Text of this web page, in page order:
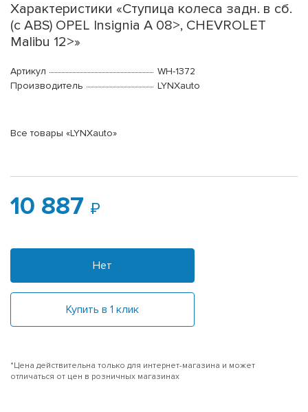
Характеристики «Ступица колеса задн. в сб.
(с ABS) OPEL Insignia A 08>, CHEVROLET
Malibu 12>»
Артикул
WH-1372
Производитель
LYNXauto
Все товары «LYNXauto»
10 887
Нет
Купить в 1 клик
*Цена действительна только для интернет-магазина и может
отличаться от цен в розничных магазинах